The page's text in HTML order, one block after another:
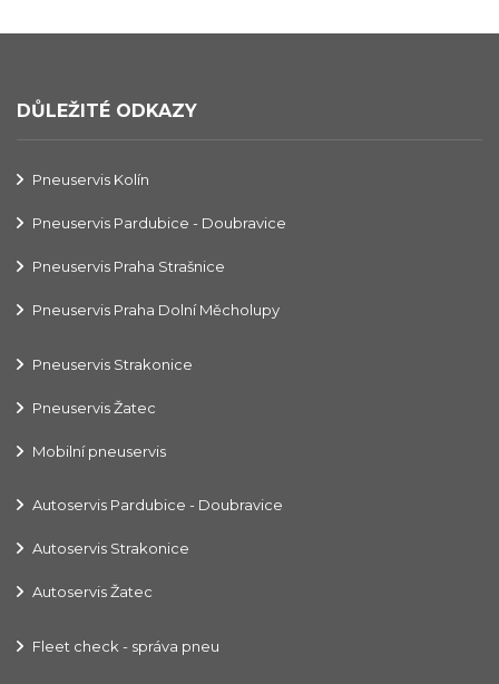
DŮLEŽITÉ ODKAZY
Pneuservis Kolín
Pneuservis Pardubice - Doubravice
Pneuservis Praha Strašnice
Pneuservis Praha Dolní Měcholupy
Pneuservis Strakonice
Pneuservis Žatec
Mobilní pneuservis
Autoservis Pardubice - Doubravice
Autoservis Strakonice
Autoservis Žatec
Fleet check - správa pneu